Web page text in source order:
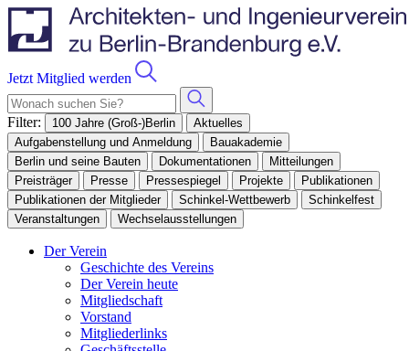
Jetzt Mitglied werden
Filter: 100 Jahre (Groß-)Berlin
Aktuelles
Aufgabenstellung und Anmeldung
Bauakademie
Berlin und seine Bauten
Dokumentationen
Mitteilungen
Preisträger
Presse Pressespiegel Projekte
Publikationen
Publikationen der Mitglieder
Schinkel-Wettbewerb
Schinkelfest
Veranstaltungen
Wechselausstellungen
Der Verein
Geschichte des Vereins
Der Verein heute
Mitgliedschaft
Vorstand
Mitgliederlinks